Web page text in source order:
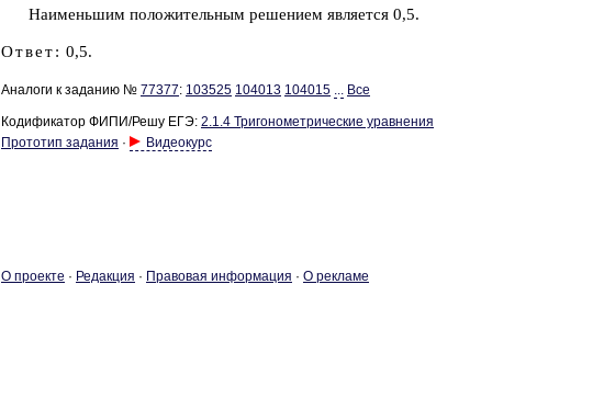
Наи­мень­шим по­ло­жи­тель­ным ре­ше­ни­ем яв­ля­ет­ся 0,5.
Ответ: 0,5.
Аналоги к заданию № 77377: 103525 104013 104015 ... Все
Кодификатор ФИПИ/Решу ЕГЭ: 2.1.4 Три­го­но­мет­ри­че­ские урав­не­ния
Прототип задания · Видеокурс
О про­ек­те · Ре­дак­ция · Пра­во­вая ин­фор­ма­ция · О ре­кла­ме